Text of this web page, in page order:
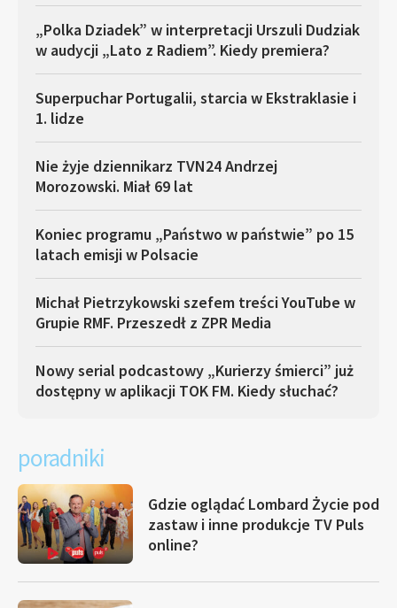
„Polka Dziadek” w interpretacji Urszuli Dudziak
w audycji „Lato z Radiem”. Kiedy premiera?
Superpuchar Portugalii, starcia w Ekstraklasie i
1. lidze
Nie żyje dziennikarz TVN24 Andrzej
Morozowski. Miał 69 lat
Koniec programu „Państwo w państwie” po 15
latach emisji w Polsacie
Michał Pietrzykowski szefem treści YouTube w
Grupie RMF. Przeszedł z ZPR Media
Nowy serial podcastowy „Kurierzy śmierci” już
dostępny w aplikacji TOK FM. Kiedy słuchać?
poradniki
Gdzie oglądać Lombard Życie pod
zastaw i inne produkcje TV Puls
online?